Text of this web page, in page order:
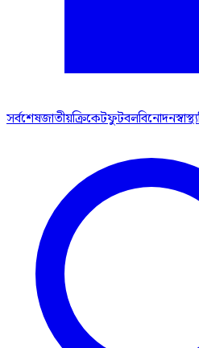
সর্বশেষজাতীয়ক্রিকেটফুটবলবিনোদনস্বাস্থ্য